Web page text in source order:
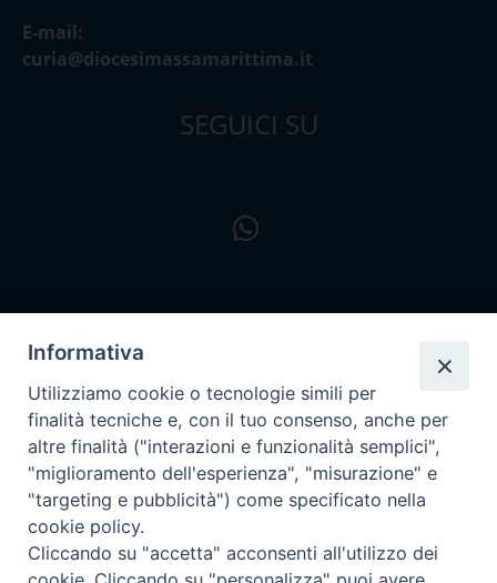
E-mail:
curia@diocesimassamarittima.it
SEGUICI SU
Informativa
Utilizziamo cookie o tecnologie simili per
finalità tecniche e, con il tuo consenso, anche per
altre finalità ("interazioni e funzionalità semplici",
"miglioramento dell'esperienza", "misurazione" e
"targeting e pubblicità") come specificato nella
cookie policy.
Cliccando su "accetta" acconsenti all'utilizzo dei